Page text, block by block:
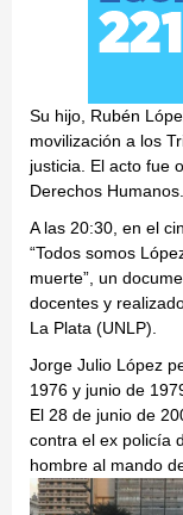
Su hijo, Rubén
movilización a los
justicia. El acto fue
Derechos Humanos.
A las 20:30, en el
“Todos somos
muerte”, un
docentes y
La Plata (UNLP).
Jorge Julio López
1976 y junio de
El 28 de junio de
contra el ex policía
hombre al mando